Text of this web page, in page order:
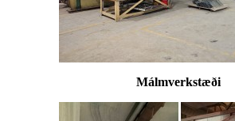
Málmverkstæði